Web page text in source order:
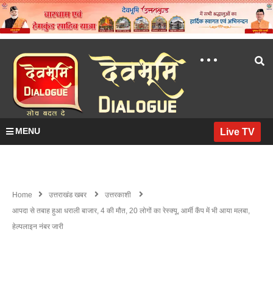
MENU Live TV
Home उत्तराखंड खबर
उत्तरकाशी
आपदा से तबाह हुआ धराली बाजार, 4 की मौत, 20 लोगों का रेस्क्यू, आर्मी कैंप में भी आया मलबा,
हेल्पलाइन नंबर जारी